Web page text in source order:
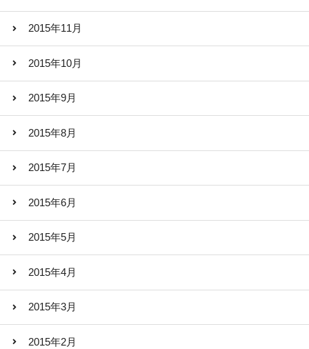
2015年11月
2015年10月
2015年9月
2015年8月
2015年7月
2015年6月
2015年5月
2015年4月
2015年3月
2015年2月